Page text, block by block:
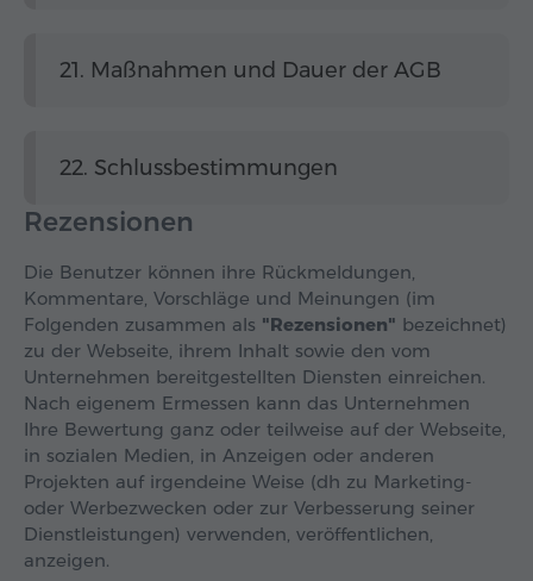
21. Maßnahmen und Dauer der AGB
22. Schlussbestimmungen
Rezensionen
Die Benutzer können ihre Rückmeldungen,
Kommentare, Vorschläge und Meinungen (im
Folgenden zusammen als "Rezensionen" bezeichnet)
zu der Webseite, ihrem Inhalt sowie den vom
Unternehmen bereitgestellten Diensten einreichen.
Nach eigenem Ermessen kann das Unternehmen
Ihre Bewertung ganz oder teilweise auf der Webseite,
in sozialen Medien, in Anzeigen oder anderen
Projekten auf irgendeine Weise (dh zu Marketing-
oder Werbezwecken oder zur Verbesserung seiner
Dienstleistungen) verwenden, veröffentlichen,
anzeigen.